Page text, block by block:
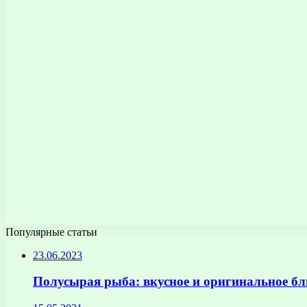
Популярные статьи
23.06.2023
Полусырая рыба: вкусное и оригинальное